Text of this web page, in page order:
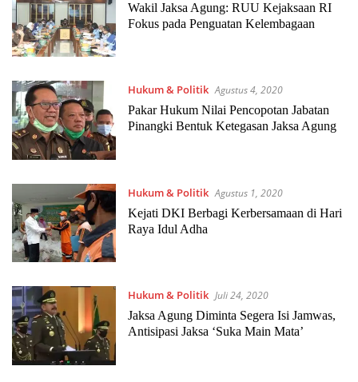
Wakil Jaksa Agung: RUU Kejaksaan RI
Fokus pada Penguatan Kelembagaan
Hukum & Politik Agustus 4, 2020
Pakar Hukum Nilai Pencopotan Jabatan
Pinangki Bentuk Ketegasan Jaksa Agung
Hukum & Politik Agustus 1, 2020
Kejati DKI Berbagi Kerbersamaan di Hari
Raya Idul Adha
Hukum & Politik Juli 24, 2020
Jaksa Agung Diminta Segera Isi Jamwas,
Antisipasi Jaksa ‘Suka Main Mata’